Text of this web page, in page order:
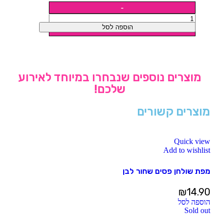
הוספה לסל
מוצרים נוספים שנבחרו במיוחד לאירוע
שלכם!
מוצרים קשורים
Quick view
Add to wishlist
מפת שולחן פסים שחור לבן
₪14.90
הוספה לסל
Sold out